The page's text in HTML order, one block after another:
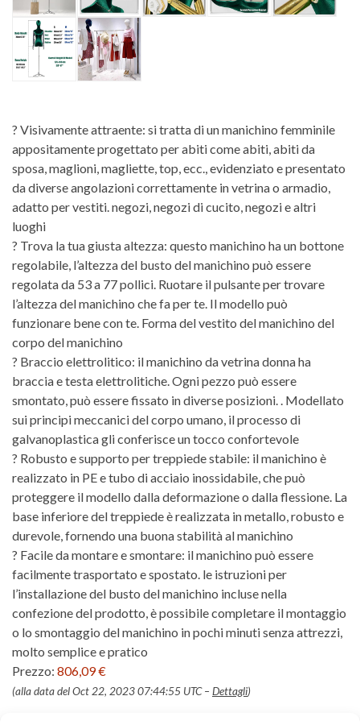
? Visivamente attraente: si tratta di un manichino femminile
appositamente progettato per abiti come abiti, abiti da
sposa, maglioni, magliette, top, ecc., evidenziato e presentato
da diverse angolazioni correttamente in vetrina o armadio,
adatto per vestiti. negozi, negozi di cucito, negozi e altri
luoghi
? Trova la tua giusta altezza: questo manichino ha un bottone
regolabile, l’altezza del busto del manichino può essere
regolata da 53 a 77 pollici. Ruotare il pulsante per trovare
l’altezza del manichino che fa per te. Il modello può
funzionare bene con te. Forma del vestito del manichino del
corpo del manichino
? Braccio elettrolitico: il manichino da vetrina donna ha
braccia e testa elettrolitiche. Ogni pezzo può essere
smontato, può essere fissato in diverse posizioni. . Modellato
sui principi meccanici del corpo umano, il processo di
galvanoplastica gli conferisce un tocco confortevole
? Robusto e supporto per treppiede stabile: il manichino è
realizzato in PE e tubo di acciaio inossidabile, che può
proteggere il modello dalla deformazione o dalla flessione. La
base inferiore del treppiede è realizzata in metallo, robusto e
durevole, fornendo una buona stabilità al manichino
? Facile da montare e smontare: il manichino può essere
facilmente trasportato e spostato. le istruzioni per
l’installazione del busto del manichino incluse nella
confezione del prodotto, è possibile completare il montaggio
o lo smontaggio del manichino in pochi minuti senza attrezzi,
molto semplice e pratico
Prezzo: 806,09 €
(alla data del Oct 22, 2023 07:44:55 UTC – Dettagli)